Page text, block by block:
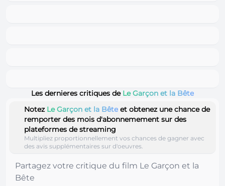
Les dernieres critiques de Le Garçon et la Bête
Notez Le Garçon et la Bête et obtenez une chance de
remporter des mois d'abonnemement sur des
plateformes de streaming
Multipliez proportionnellement vos chances de gagner avec
des avis supplémentaires sur d'oeuvres.